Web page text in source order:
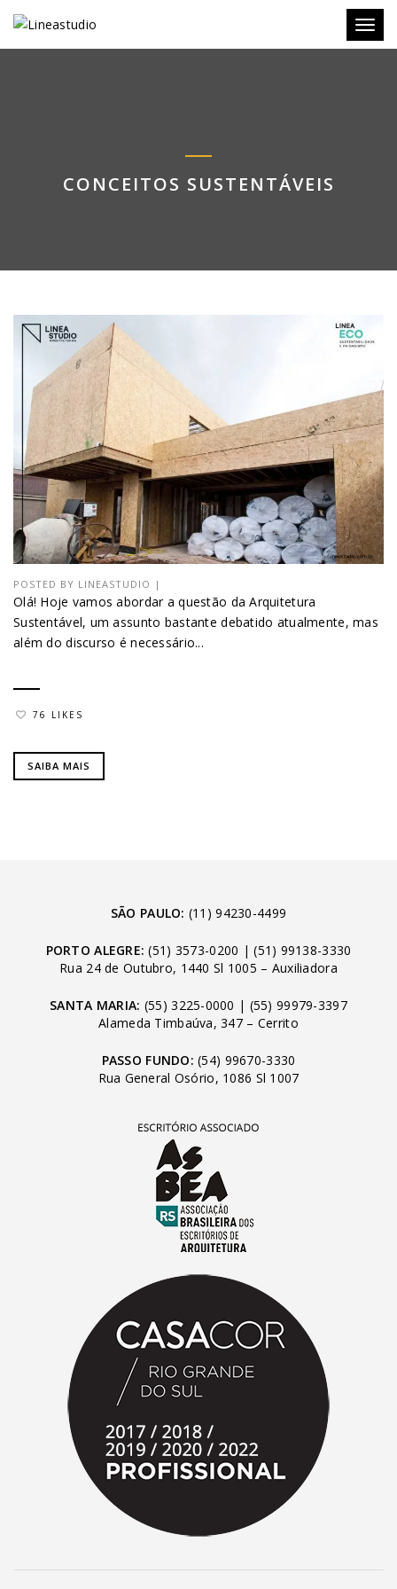
CONCEITOS SUSTENTÁVEIS
POSTED BY LINEASTUDIO |
Olá! Hoje vamos abordar a questão da Arquitetura
Sustentável, um assunto bastante debatido atualmente, mas
além do discurso é necessário...
76 LIKES
SAIBA MAIS
SÃO PAULO: (11) 94230-4499
PORTO ALEGRE: (51) 3573-0200 |(51) 99138-3330
Rua 24 de Outubro, 1440 Sl 1005 – Auxiliadora
SANTA MARIA: (55) 3225-0000 | (55) 99979-3397
Alameda Timbaúva, 347 – Cerrito
PASSO FUNDO: (54) 99670-3330
Rua General Osório, 1086 Sl 1007